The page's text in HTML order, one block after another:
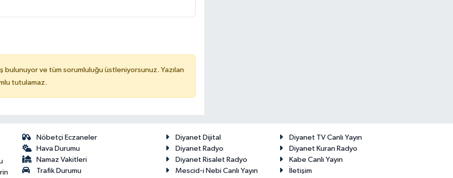
bulunuyor ve tüm sorumluluğu üstleniyorsunuz. Yazılan
tutulamaz.
Nöbetçi Eczaneler
Hava Durumu
Namaz Vakitleri
Trafik Durumu
Diyanet Dijital
Diyanet TV Canlı Yayın
Diyanet Radyo
Diyanet Kuran Radyo
Diyanet Risalet Radyo
Kabe Canlı Yayın
Mescid-i Nebi Canlı Yayın
İletişim